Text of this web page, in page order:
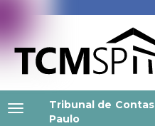
Tribunal de
Paulo